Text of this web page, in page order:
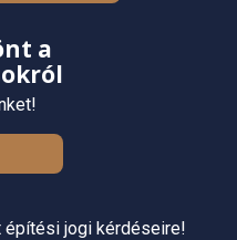
a
építési jogi kérdéseire!